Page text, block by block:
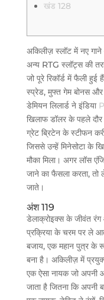
खंड 128
अकिलीज़ स्लॉट में नए गाने
अन्य RTG स्लॉट्स की
जो पूरे रिकॉर्ड में फैली
स्प्रेड, मुफ्त गेम बोनस और
डेमियन लिलार्ड ने इंडिया
खिलाफ डॉलर के पहले
ग्रेट ब्रिटेन के स्टीफन
जिससे उन्हें मिनेसोटा के
मौका मिला। अगर लॉस
जाने का फैसला करता, तो
जाते।
अंश 119
डेलाक्रोइक्स के जीवंत
प्रक्रिया के चरम पर ले
बजाय, एक महान पुत्र के
बना है। अकिलीज़ में
एक ऐसा नायक जो अपनी
जाता है जितना कि अपनी